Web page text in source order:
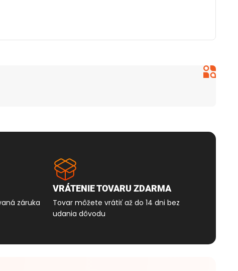
záruka
VRÁTENIE TOVARU ZDARMA
Tovar môžete vrátiť až do 14 dni bez
udania dôvodu